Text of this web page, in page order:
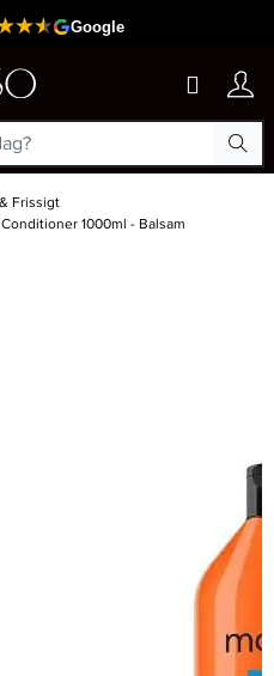
Frissigt
1000ml - Balsam